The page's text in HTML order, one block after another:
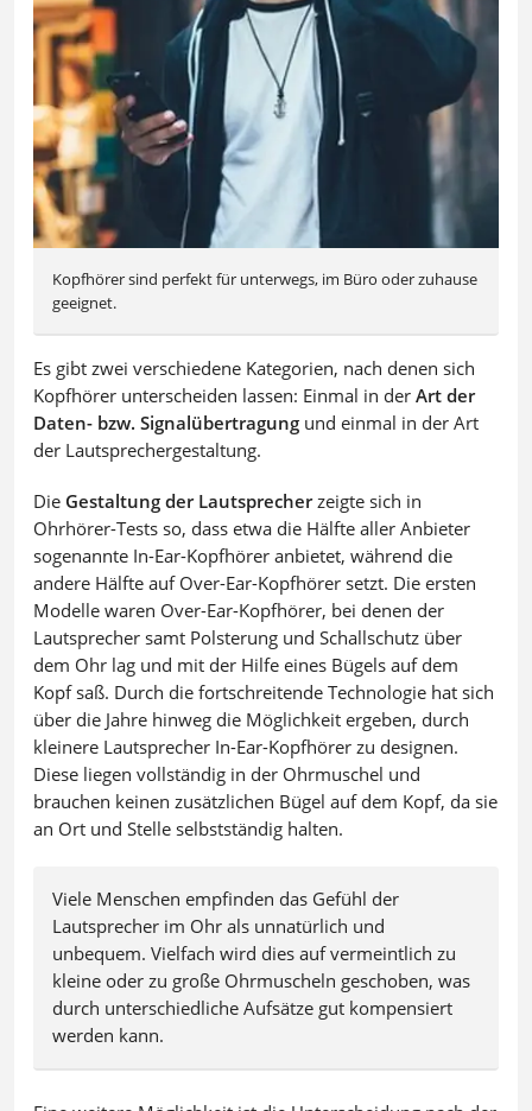
Kopfhörer sind perfekt für unterwegs, im Büro oder zuhause
geeignet.
Es gibt zwei verschiedene Kategorien, nach denen sich
Kopfhörer unterscheiden lassen: Einmal in der Art der
Daten- bzw. Signalübertragung und einmal in der Art
der Lautsprechergestaltung.
Die Gestaltung der Lautsprecherzeigte sich in
Ohrhörer-Tests so, dass etwa die Hälfte aller Anbieter
sogenannte In-Ear-Kopfhörer anbietet, während die
andere Hälfte auf Over-Ear-Kopfhörer setzt. Die ersten
Modelle waren Over-Ear-Kopfhörer, bei denen der
Lautsprecher samt Polsterung und Schallschutz über
dem Ohr lag und mit der Hilfe eines Bügels auf dem
Kopf saß. Durch die fortschreitende Technologie hat sich
über die Jahre hinweg die Möglichkeit ergeben, durch
kleinere Lautsprecher In-Ear-Kopfhörer zu designen.
Diese liegen vollständig in der Ohrmuschel und
brauchen keinen zusätzlichen Bügel auf dem Kopf, da sie
an Ort und Stelle selbstständig halten.
Viele Menschen empfinden das Gefühl der
Lautsprecher im Ohr als unnatürlich und
unbequem. Vielfach wird dies auf vermeintlich zu
kleine oder zu große Ohrmuscheln geschoben, was
durch unterschiedliche Aufsätze gut kompensiert
werden kann.